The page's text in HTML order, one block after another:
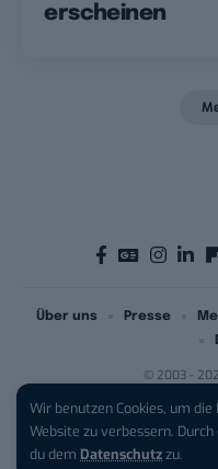
Wir benutzen Cookies, um
Website zu verbessern.
du dem Datenschutzzu.
erscheinen
© 2003 -
Über uns Presse
iPhone 17 Pro
200 €